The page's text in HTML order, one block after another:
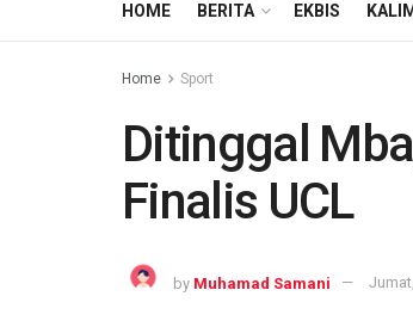
HOME BERITA EKBIS
Home Sport
Ditinggal
Finalis UCL
by Muhamad Samani